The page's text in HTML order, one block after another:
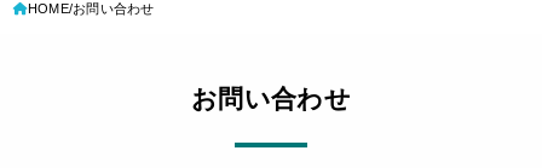
HOME お問い合わせ
お問い合わせ